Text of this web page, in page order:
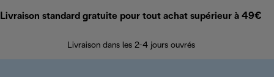
Livraison standard gratuite pour tout achat supérieur à 49€
Livraison dans les 2-4 jours ouvrés